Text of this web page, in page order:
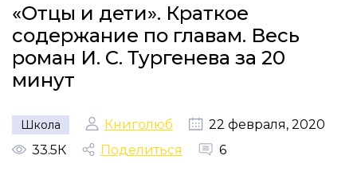
«Отцы и дети». Краткое
содержание по главам. Весь
роман И. С. Тургенева за 20
минут
Школа Книголюб
22 февраля, 2020
33.5К
Поделиться 6